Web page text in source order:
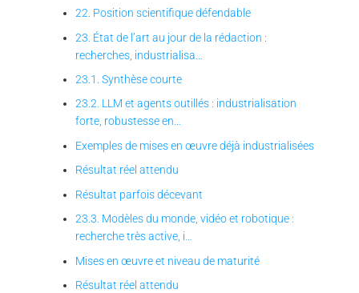
22. Position scientifique défendable
23. État de l’art au jour de la rédaction :
recherches, industrialisa…
23.1. Synthèse courte
23.2. LLM et agents outillés : industrialisation
forte, robustesse en…
Exemples de mises en œuvre déjà industrialisées
Résultat réel attendu
Résultat parfois décevant
23.3. Modèles du monde, vidéo et robotique :
recherche très active, i…
Mises en œuvre et niveau de maturité
Résultat réel attendu